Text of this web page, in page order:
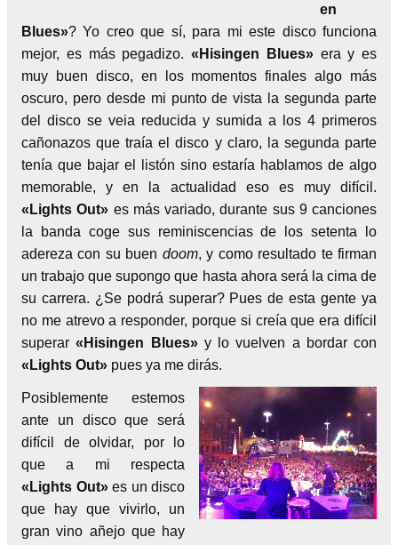
en
Blues»? Yo creo que sí, para mi este disco funciona
mejor, es más pegadizo. «Hisingen Blues» era y es
muy buen disco, en los momentos finales algo más
oscuro, pero desde mi punto de vista la segunda parte
del disco se veia reducida y sumida a los 4 primeros
cañonazos que traía el disco y claro, la segunda parte
tenía que bajar el listón sino estaría hablamos de algo
memorable, y en la actualidad eso es muy difícil.
«Lights Out» es más variado, durante sus 9 canciones
la banda coge sus reminiscencias de los setenta lo
adereza con su buen doom, y como resultado te firman
un trabajo que supongo que hasta ahora será la cima de
su carrera. ¿Se podrá superar? Pues de esta gente ya
no me atrevo a responder, porque si creía que era difícil
superar«Hisingen Blues» y lo vuelven a bordar con
«Lights Out» pues ya me dirás.
Posiblemente estemos
ante un disco que será
difícil de olvidar, por lo
que a mi respecta
«Lights Out» es un disco
que hay que vivirlo, un
gran vino añejo que hay